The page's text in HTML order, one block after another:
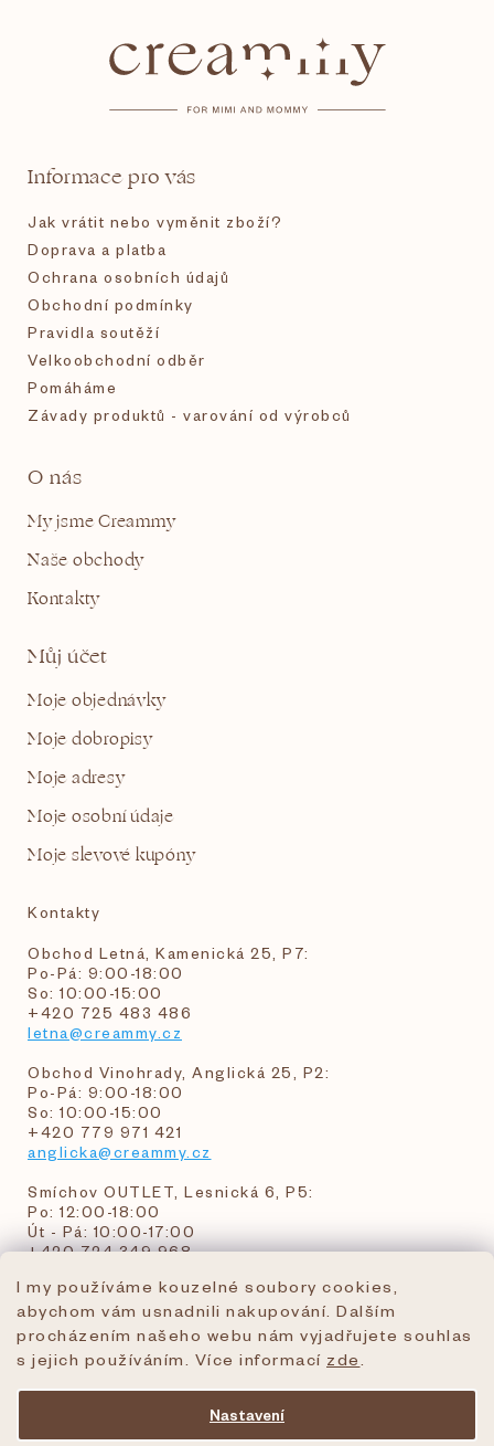
I my používáme kouzelné soubory cookies,
abychom vám usnadnili nakupování. Dalším
procházením našeho webu nám vyjadřujete souhlas
s jejich používáním. Více informací zde
Nastavení
Informace pro vás
Jak vrátit nebo vyměnit zboží?
Doprava a platba
Ochrana osobních údajů
Obchodní podmínky
Pravidla soutěží
Velkoobchodní odběr
Pomáháme
Závady produktů - varování od výrobců
O nás
My jsme Creammy
Naše obchody
Kontakty
Můj účet
Moje objednávky
Moje dobropisy
Moje adresy
Moje osobní údaje
Moje slevové kupóny
Kontakty
Obchod Letná, Kamenická 25, P7:
Po-Pá: 9:00-18:00
So: 10:00-15:00
+420 725 483 486
letna@creammy.cz
Obchod Vinohrady, Anglická 25, P2:
Po-Pá: 9:00-18:00
So: 10:00-15:00
+420 779 971 421
anglicka@creammy.cz
Smíchov OUTLET, Lesnická 6, P5:
Po: 12:00-18:00
Út - Pá: 10:00-17:00
+420 724 349 968
objednavky@creammy.cz
tel:+420 724 349 968